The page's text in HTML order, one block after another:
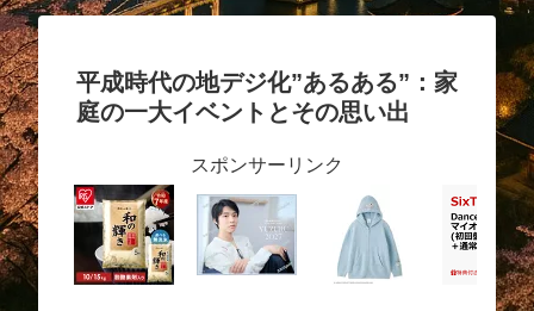
平成時代の地デジ化”あるある”：家
庭の一大イベントとその思い出
スポンサーリンク